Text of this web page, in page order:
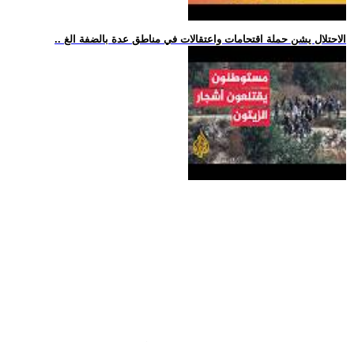
.. الاحتلال يشن حملة اقتحامات واعتقالات في مناطق عدة بالضفة الغ